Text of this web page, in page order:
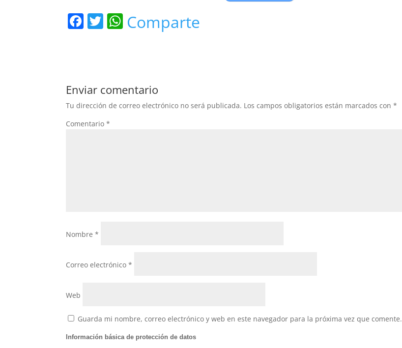
F
b
o
o
k
T W
A
p
p
Comparte
Enviar comentario
Tu dirección de correo electrónico no será publicada. Los campos obligatorios están marcados con*
Comentario*
Nombre*
Correo electrónico*
Web
Guarda mi nombre, correo electrónico y web en este navegador para la próxima vez que comente.
Información básica de protección de datos